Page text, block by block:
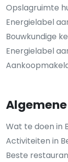
Opslagruimte
Energielabel
Bouwkundige
Energielabel
Wat te doen in
Activiteiten in
Beste